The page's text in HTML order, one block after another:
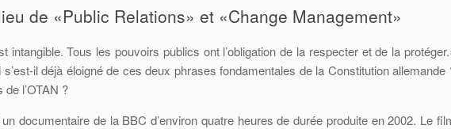
de «Public Relations» et «Change Management»
intangible. Tous les pouvoirs publics ont l’obligation de la respecter et de la
il déjà éloigné de ces deux phrases fondamentales de la Constitution allemande
l’OTAN ?
documentaire de la BBC d’environ quatre heures de durée produite en 2002. Le